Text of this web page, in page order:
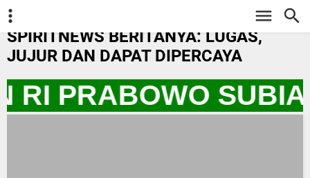
-->
SPIRITNEWS BERITANYA: LUGAS,
JUJUR DAN DAPAT DIPERCAYA
PRABOWO